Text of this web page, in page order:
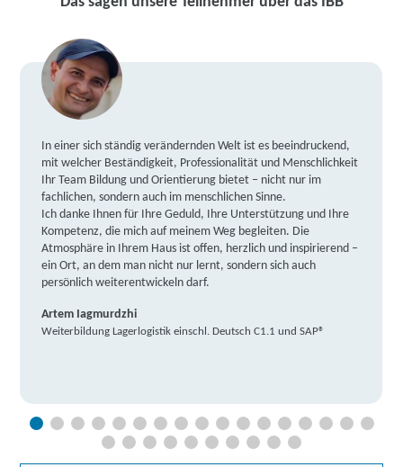
In einer sich ständig verändernden Welt ist es beeindruckend,
mit welcher Beständigkeit, Professionalität und Menschlichkeit
Ihr Team Bildung und Orientierung bietet – nicht nur im
fachlichen, sondern auch im menschlichen Sinne.
Ich danke Ihnen für Ihre Geduld, Ihre Unterstützung und Ihre
Kompetenz, die mich auf meinem Weg begleiten. Die
Atmosphäre in Ihrem Haus ist offen, herzlich und inspirierend –
ein Ort, an dem man nicht nur lernt, sondern sich auch
persönlich weiterentwickeln darf.
Artem Iagmurdzhi
Weiterbildung Lagerlogistik einschl. Deutsch C1.1 und SAP®